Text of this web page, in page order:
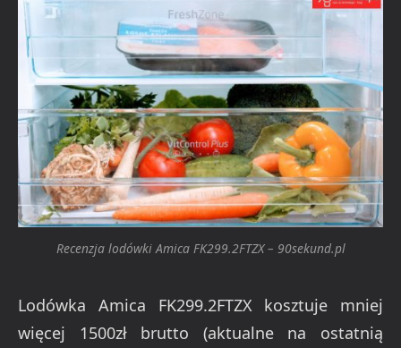
Recenzja lodówki Amica FK299.2FTZX – 90sekund.pl
Lodówka Amica FK299.2FTZX kosztuje mniej
więcej 1500zł brutto (aktualne na ostatnią